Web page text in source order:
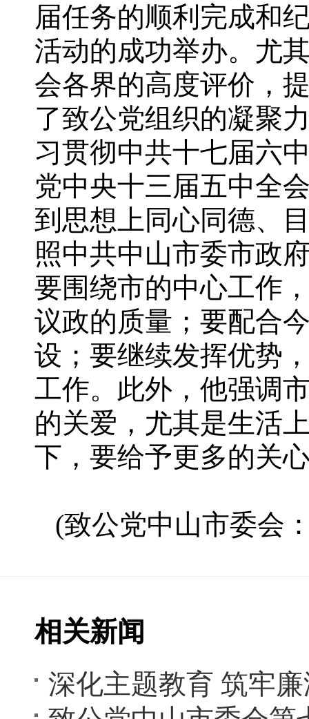
届任务的顺利完成和
活动的成功举办。尤
会各界的高度评价，
了致公党组织的凝聚
习贯彻中共十七届六
党中央十三届五中全
到思想上同心同德、
照中共中山市委市政
要围绕市的中心工作
议政的质量；要配合
设；要继续发挥优势
工作。此外，他强调
的关爱，尤其是生活
下，要给予更多的关
(致公党中山市委会
相关新闻